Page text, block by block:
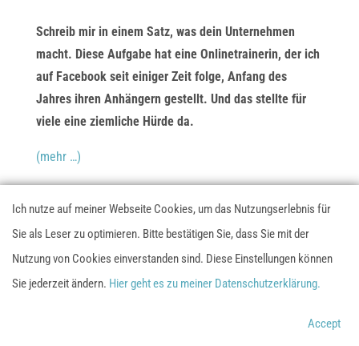
Schreib mir in einem Satz, was dein Unternehmen
macht. Diese Aufgabe hat eine Onlinetrainerin, der ich
auf Facebook seit einiger Zeit folge, Anfang des
Jahres ihren Anhängern gestellt. Und das stellte für
viele eine ziemliche Hürde da.
(mehr …)
Datenschutzerklärung Impressum AGB
Diese Webseite nutzt Google Analytics. Möchtest du nicht
getrackt werden, klicke hier.
Ich nutze auf meiner Webseite Cookies, um das Nutzungserlebnis für
Sie als Leser zu optimieren. Bitte bestätigen Sie, dass Sie mit der
Nutzung von Cookies einverstanden sind. Diese Einstellungen können
Sie jederzeit ändern. Hier geht es zu meiner Datenschutzerklärung.
Accept